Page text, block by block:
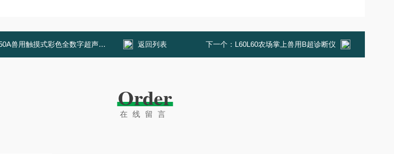
兽用触摸式彩色全数字超声诊断系统 返回列表 下一个： L60L60农场掌上兽用B超诊断仪
Order
在线留言